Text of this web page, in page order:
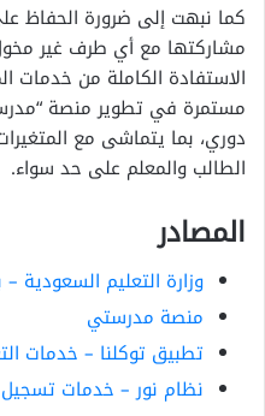
كما نبهت إلى ضرورة الحفاظ
مشاركتها مع أي طرف غير
الاستفادة الكاملة من خدمات
مستمرة في تطوير منصة
دوري، بما يتماشى مع
الطالب والمعلم على حد سواء.
المصادر
وزارة التعليم السعودية
منصة مدرستي
تطبيق توكلنا – خدمات
نظام نور – خدمات